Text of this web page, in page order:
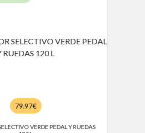
79.97€
VERDE PEDAL Y RUEDAS